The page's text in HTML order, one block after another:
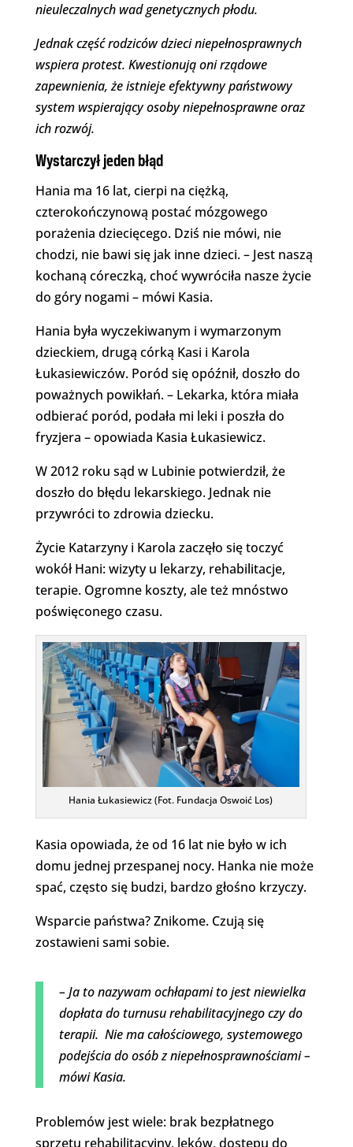
nieuleczalnych wad genetycznych płodu.
Jednak część rodziców dzieci niepełnosprawnych
wspiera protest. Kwestionują oni rządowe
zapewnienia, że istnieje efektywny państwowy
system wspierający osoby niepełnosprawne oraz
ich rozwój.
Wystarczył jeden błąd
Hania ma 16 lat, cierpi na ciężką,
czterokończynową postać mózgowego
porażenia dziecięcego. Dziś nie mówi, nie
chodzi, nie bawi się jak inne dzieci. – Jest naszą
kochaną córeczką, choć wywróciła nasze życie
do góry nogami – mówi Kasia.
Hania była wyczekiwanym i wymarzonym
dzieckiem, drugą córką Kasi i Karola
Łukasiewiczów. Poród się opóźnił, doszło do
poważnych powikłań. – Lekarka, która miała
odbierać poród, podała mi leki i poszła do
fryzjera – opowiada Kasia Łukasiewicz.
W 2012 roku sąd w Lubinie potwierdził, że
doszło do błędu lekarskiego. Jednak nie
przywróci to zdrowia dziecku.
Życie Katarzyny i Karola zaczęło się toczyć
wokół Hani: wizyty u lekarzy, rehabilitacje,
terapie. Ogromne koszty, ale też mnóstwo
poświęconego czasu.
Hania Łukasiewicz (Fot. Fundacja Oswoić Los)
Kasia opowiada, że od 16 lat nie było w ich
domu jednej przespanej nocy. Hanka nie może
spać, często się budzi, bardzo głośno krzyczy.
Wsparcie państwa? Znikome. Czują się
zostawieni sami sobie.
– Ja to nazywam ochłapami to jest niewielka
dopłata do turnusu rehabilitacyjnego czy do
terapii. Nie ma całościowego, systemowego
podejścia do osób z niepełnosprawnościami –
mówi Kasia.
Problemów jest wiele: brak bezpłatnego
sprzętu rehabilitacyjny, leków, dostępu do